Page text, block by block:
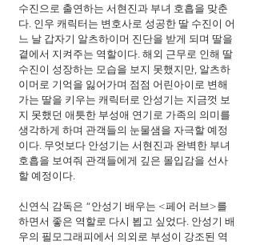
수진으로 출연하는 서현진과 부녀 호흡을 맞춘
다. 인우 캐릭터는 변호사로 성공한 딸 수진이 어
느 날 갑자기 알츠하이머 진단을 받게 되며 딸을
곁에서 지켜주는 역할이다. 해외 근무로 인해 딸
수진이 성장하는 모습을 보지 못했지만, 알츠하
이머로 기억을 잃어가며 점점 어린아이로 변해
가는 딸을 키우는 캐릭터로 안성기는 지금껏 보
지 못했던 애틋한 부성애 연기로 가족의 의미를
생각하게 하며 관객들의 눈물샘을 자극할 예정
이다. 무엇보다 안성기는 서현진과 완벽한 부녀
호흡을 보여줘 관객들에게 깊은 몰입감을 선사
할 예정이다.
신연식 감독은 “안성기 배우는 <페어 러브>를
하면서 좋은 역할로 다시 뵙고 싶었다. 안성기 배
우의 필모그래피에서 의외로 부성이 강조된 역